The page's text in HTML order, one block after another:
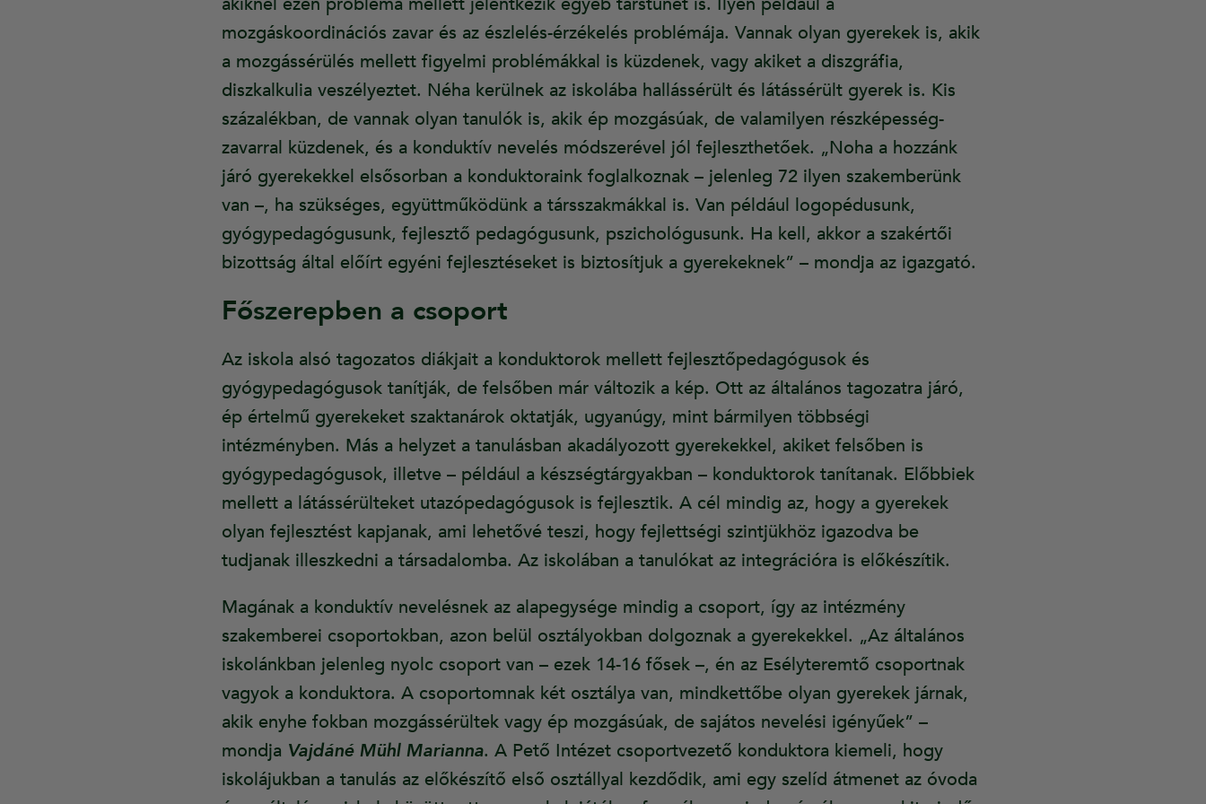
mozgáskoordinációs zavar és az észlelés-érzékelés problémája. Vannak olyan gyerekek is, akik
a mozgássérülés mellett figyelmi problémákkal is küzdenek, vagy akiket a diszgráfia,
diszkalkulia veszélyeztet. Néha kerülnek az iskolába hallássérült és látássérült gyerek is. Kis
százalékban, de vannak olyan tanulók is, akik ép mozgásúak, de valamilyen részképesség-
zavarral küzdenek, és a konduktív nevelés módszerével jól fejleszthetőek. „Noha a hozzánk
járó gyerekekkel elsősorban a konduktoraink foglalkoznak – jelenleg 72 ilyen szakemberünk
van –, ha szükséges, együttműködünk a társszakmákkal is. Van például logopédusunk,
gyógypedagógusunk, fejlesztő pedagógusunk, pszichológusunk. Ha kell, akkor a szakértői
bizottság által előírt egyéni fejlesztéseket is biztosítjuk a gyerekeknek” – mondja az igazgató.
Főszerepben a csoport
Az iskola alsó tagozatos diákjait a konduktorok mellett fejlesztőpedagógusok és
gyógypedagógusok tanítják, de felsőben már változik a kép. Ott az általános tagozatra járó,
ép értelmű gyerekeket szaktanárok oktatják, ugyanúgy, mint bármilyen többségi
intézményben. Más a helyzet a tanulásban akadályozott gyerekekkel, akiket felsőben is
gyógypedagógusok, illetve – például a készségtárgyakban – konduktorok tanítanak. Előbbiek
mellett a látássérülteket utazópedagógusok is fejlesztik. A cél mindig az, hogy a gyerekek
olyan fejlesztést kapjanak, ami lehetővé teszi, hogy fejlettségi szintjükhöz igazodva be
tudjanak illeszkedni a társadalomba. Az iskolában a tanulókat az integrációra is előkészítik.
Magának a konduktív nevelésnek az alapegysége mindig a csoport, így az intézmény
szakemberei csoportokban, azon belül osztályokban dolgoznak a gyerekekkel. „Az általános
iskolánkban jelenleg nyolc csoport van – ezek 14-16 fősek –, én az Esélyteremtő csoportnak
vagyok a konduktora. A csoportomnak két osztálya van, mindkettőbe olyan gyerekek járnak,
akik enyhe fokban mozgássérültek vagy ép mozgásúak, de sajátos nevelési igényűek” –
mondja Vajdáné Mühl Marianna. A Pető Intézet csoportvezető konduktora kiemeli, hogy
iskolájukban a tanulás az előkészítő első osztállyal kezdődik, ami egy szelíd átmenet az óvoda